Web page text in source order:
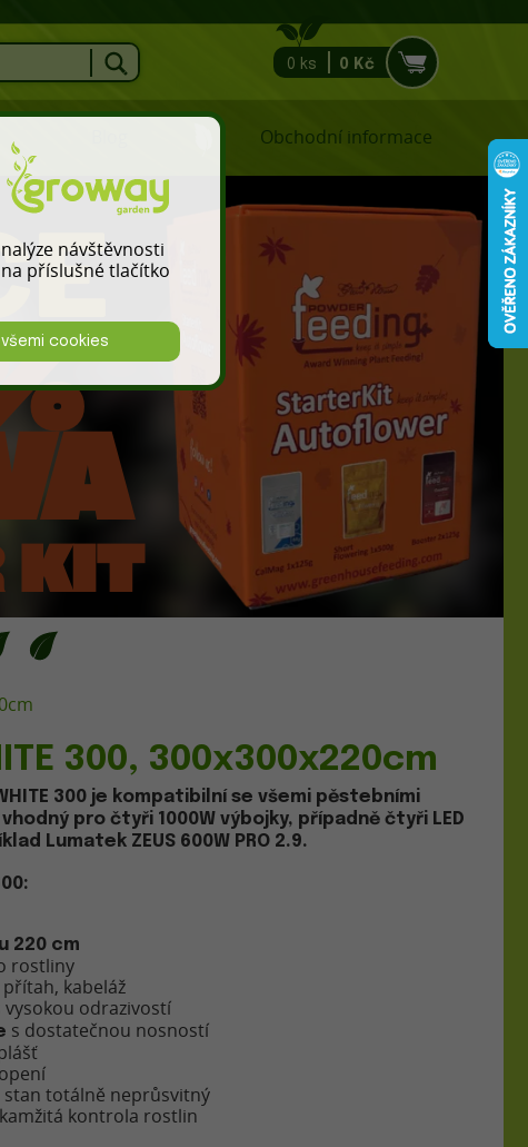
návštěvnosti
příslušné tlačítko
cookies
0 ks 0 Kč
Obchodní informace
300, 300x300x220cm
300 je kompatibilní se všemi pěstebními
pro čtyři 1000W výbojky, případně čtyři LED
Lumatek ZEUS 600W PRO 2.9.
220 cm
rostliny
kabeláž
vysokou odrazivostí
s dostatečnou nosností
stan totálně neprůsvitný
kontrola rostlin